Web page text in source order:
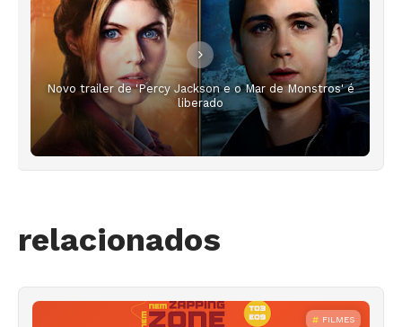
Novo trailer de 'Percy Jackson e o Mar de Monstros' é
liberado
relacionados
FILMES